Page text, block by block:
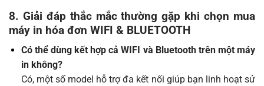
8. Giải đáp thắc mắc thường gặp khi chọn mua
máy in hóa đơn WIFI & BLUETOOTH
Có thể dùng kết hợp cả WIFI và Bluetooth trên một máy
in không?
Có, một số model hỗ trợ đa kết nối giúp bạn linh hoạt sử